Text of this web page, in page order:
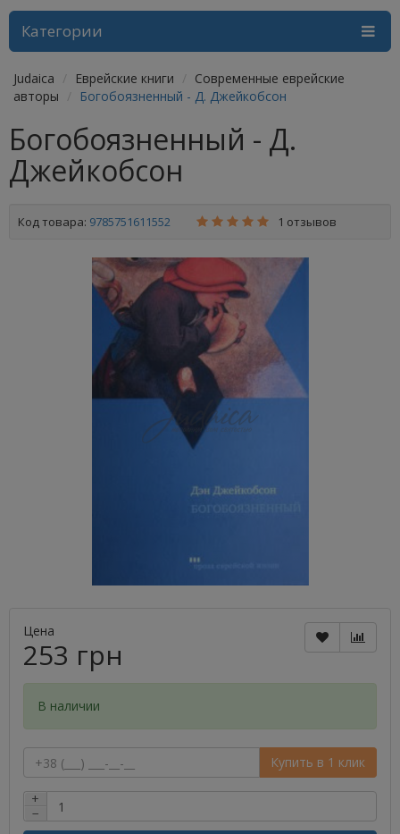
Категории
Judaica Еврейские книги
Современные еврейские
авторы
Богобоязненный - Д. Джейкобсон
Богобоязненный - Д.
Джейкобсон
Код товара: 9785751611552 1 отзывов
Цена
253 грн
В наличии
Купить в 1 клик
+
−